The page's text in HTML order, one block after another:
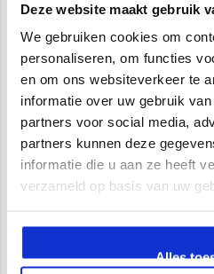
Deze website maakt gebruik
We gebruiken cookies om
personaliseren, om functies
en om ons websiteverkeer te
informatie over uw gebruik
partners voor social media,
partners kunnen deze
informatie die u aan ze heeft
verzameld op basis van uw
Alles
Tel. 0614333291
Showroom
Wij zijn VCA gecertificeerd
Waarom kiest u voor Newstyle?
Ruim 15 jaar ervaring